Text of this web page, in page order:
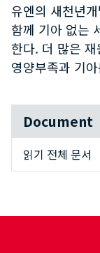
유엔의 새천년
함께 기아 없는
한다. 더 많은
영양부족과 기
Document
읽기 전체 문서